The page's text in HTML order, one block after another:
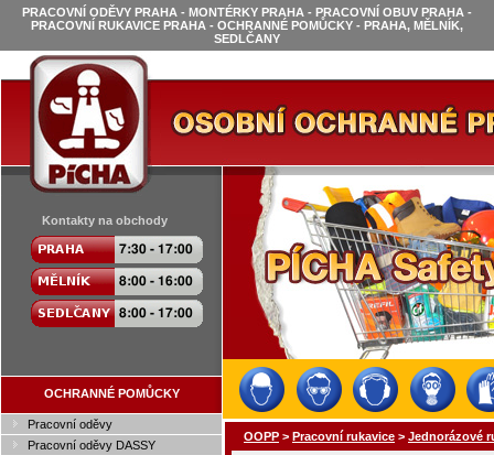
PRACOVNÍ ODĚVY PRAHA - MONTÉRKY PRAHA - PRACOVNÍ OBUV PRAHA -
PRACOVNÍ RUKAVICE PRAHA - OCHRANNÉ POMŮCKY - PRAHA, MĚLNÍK,
SEDLČANY
Kontakty na obchody
OCHRANNÉ POMŮCKY
Pracovní oděvy
Pracovní oděvy DASSY
OOPP > Pracovní rukavice > Jednorázové